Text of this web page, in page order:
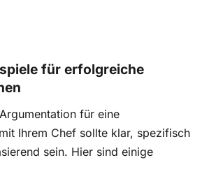
für erfolgreiche
für eine
Ihrem Chef sollte klar, spezifisch
sein. Hier sind einige